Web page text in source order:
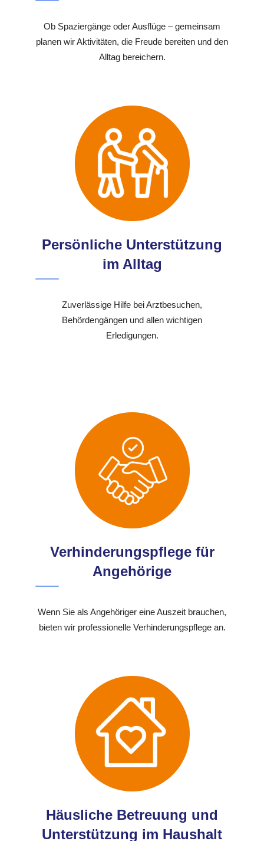
Ob Spaziergänge oder Ausflüge – gemeinsam
planen wir Aktivitäten, die Freude bereiten und den
Alltag bereichern.
Persönliche Unterstützung
im Alltag
Zuverlässige Hilfe bei Arztbesuchen,
Behördengängen und allen wichtigen
Erledigungen.
Verhinderungspflege für
Angehörige
Wenn Sie als Angehöriger eine Auszeit brauchen,
bieten wir professionelle Verhinderungspflege an.
Häusliche Betreuung und
Unterstützung im Haushalt